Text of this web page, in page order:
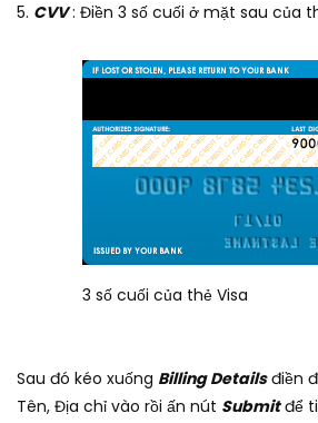
CVV : Điền 3 số cuối ở mặt sau của
3 số cuối của thẻ Visa
Sau đó kéo xuống Billing Detailsđiền
Tên, Địa chỉ vào rồi ấn nút Submit để